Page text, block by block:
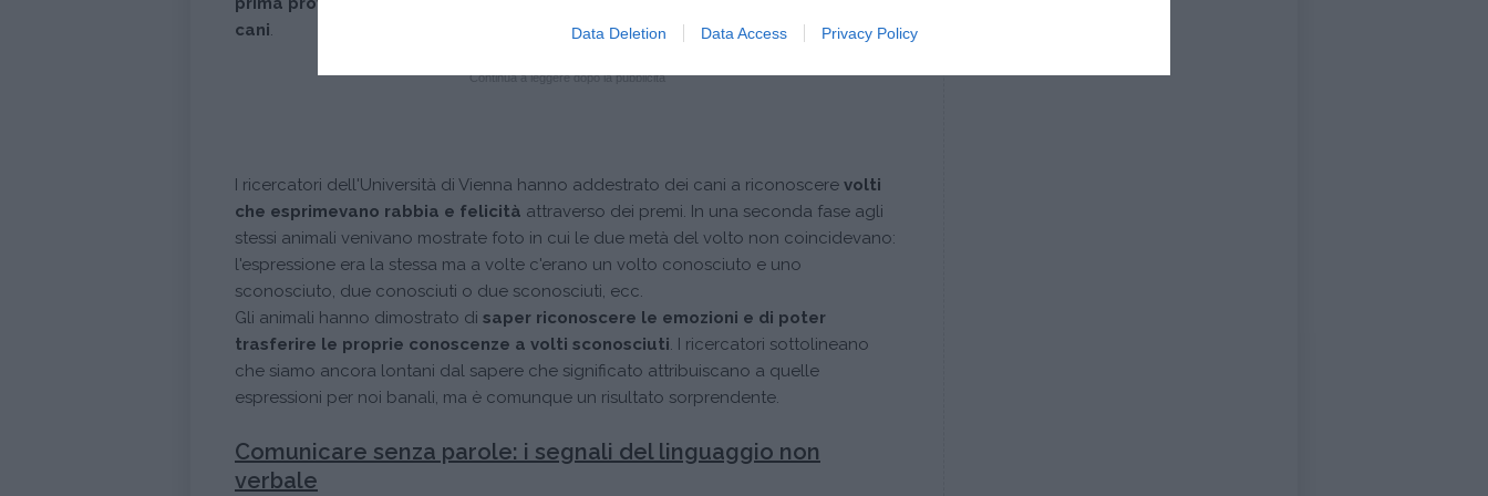
Data Deletion Data Access Privacy Policy
cani.
Continua a leggere dopo la pubblicità
I ricercatori dell'Università di Vienna hanno addestrato dei cani a riconoscere volti
che esprimevano rabbia e felicità attraverso dei premi. In una seconda fase agli
stessi animali venivano mostrate foto in cui le due metà del volto non coincidevano:
l'espressione era la stessa ma a volte c'erano un volto conosciuto e uno
sconosciuto, due conosciuti o due sconosciuti, ecc.
Gli animali hanno dimostrato di saper riconoscere le emozioni e di poter
trasferire le proprie conoscenze a volti sconosciuti. I ricercatori sottolineano
che siamo ancora lontani dal sapere che significato attribuiscano a quelle
espressioni per noi banali, ma è comunque un risultato sorprendente.
Comunicare senza parole: i segnali del linguaggio non
verbale